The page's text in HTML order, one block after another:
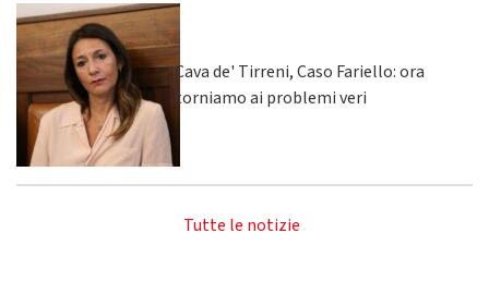
Cava de' Tirreni, Caso Fariello: ora
torniamo ai problemi veri
Tutte le notizie